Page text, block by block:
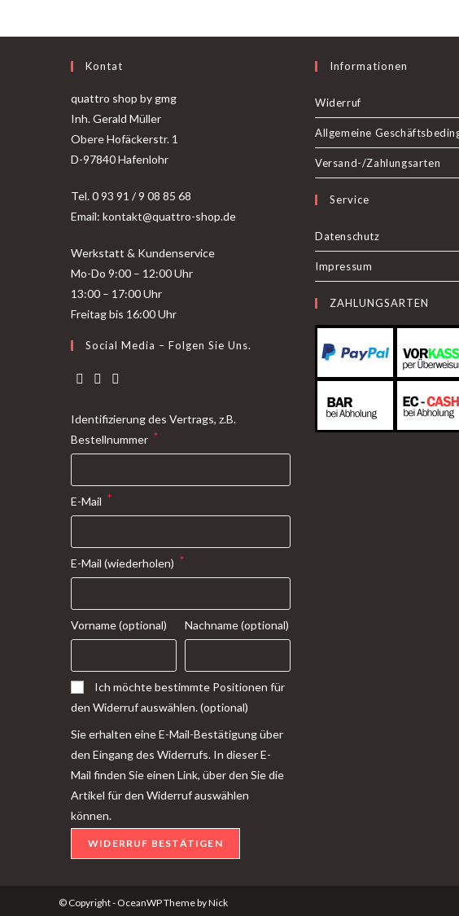
Kontat
quattro shop by gmg
Inh. Gerald Müller
Obere Hofäckerstr. 1
D-97840 Hafenlohr
Tel. 0 93 91 / 9 08 85 68
Email: kontakt@quattro-shop.de
Werkstatt & Kundenservice
Mo-Do 9:00 – 12:00 Uhr
13:00 – 17:00 Uhr
Freitag bis 16:00 Uhr
Social Media – Folgen Sie Uns.
Identifizierung des Vertrags, z.B.
Bestellnummer *
E-Mail *
E-Mail (wiederholen) *
Vorname(optional) Nachname(optional)
Ich möchte bestimmte Positionen für
den Widerruf auswählen.(optional)
Sie erhalten eine E-Mail-Bestätigung über
den Eingang des Widerrufs. In dieser E-
Mail finden Sie einen Link, über den Sie die
Artikel für den Widerruf auswählen
können.
WIDERRUF BESTÄTIGEN
Informationen
Widerruf
Allgemeine
Versand-/Zahlungsarten
Service
Datenschutz
Impressum
ZAHLUNGSARTEN
© Copyright - OceanWP Theme by Nick